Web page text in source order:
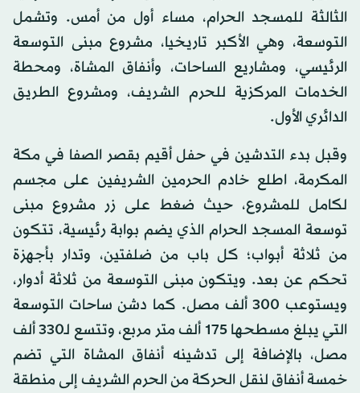
الثالثة للمسجد الحرام، مساء أول من أمس. وتشمل
التوسعة، وهي الأكبر تاريخيا، مشروع مبنى التوسعة
الرئيسي، ومشاريع الساحات، وأنفاق المشاة، ومحطة
الخدمات المركزية للحرم الشريف، ومشروع الطريق
الدائري الأول.
وقبل بدء التدشين في حفل أقيم بقصر الصفا في مكة
المكرمة، اطلع خادم الحرمين الشريفين على مجسم
لكامل للمشروع، حيث ضغط على زر مشروع مبنى
توسعة المسجد الحرام الذي يضم بوابة رئيسية، تتكون
من ثلاثة أبواب؛ كل باب من ضلفتين، وتدار بأجهزة
تحكم عن بعد. ويتكون مبنى التوسعة من ثلاثة أدوار،
ويستوعب 300 ألف مصل. كما دشن ساحات التوسعة
التي يبلغ مسطحها 175 ألف متر مربع، وتتسع لـ330 ألف
مصل، بالإضافة إلى تدشينه أنفاق المشاة التي تضم
خمسة أنفاق لنقل الحركة من الحرم الشريف إلى منطقة